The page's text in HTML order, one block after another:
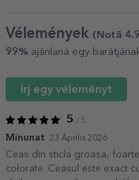
Vélemények (Notă 4.9
99% ajánlaná egy
Írj egy véleményt
5 / 5
Minunat 23 Április 2026
Ceas din sticla groasa,
colorate. Ceasul este exact